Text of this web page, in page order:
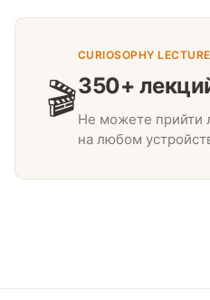
🎬
CURIOSOPHY
350+
Не можете прийти
на любом